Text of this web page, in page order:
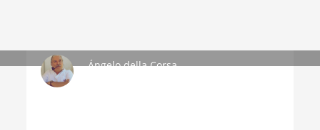
Ángelo della Corsa